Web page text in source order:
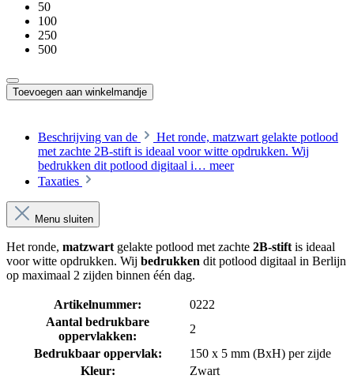
50
100
250
500
Toevoegen aan winkelmandje
Beschrijving van de
Het ronde, matzwart gelakte potlood
met zachte 2B-stift is ideaal voor witte opdrukken. Wij
bedrukken dit potlood digitaal i… meer
Taxaties
Menu sluiten
Het ronde, matzwartgelakte potlood met zachte 2B-stiftis ideaal
voor witte opdrukken. Wij bedrukken dit potlood digitaal in Berlijn
op maximaal 2 zijden binnen één dag.
Artikelnummer:
0222
Aantal bedrukbare
oppervlakken:
2
Bedrukbaar oppervlak:
150 x 5 mm (BxH) per zijde
Kleur:
Zwart